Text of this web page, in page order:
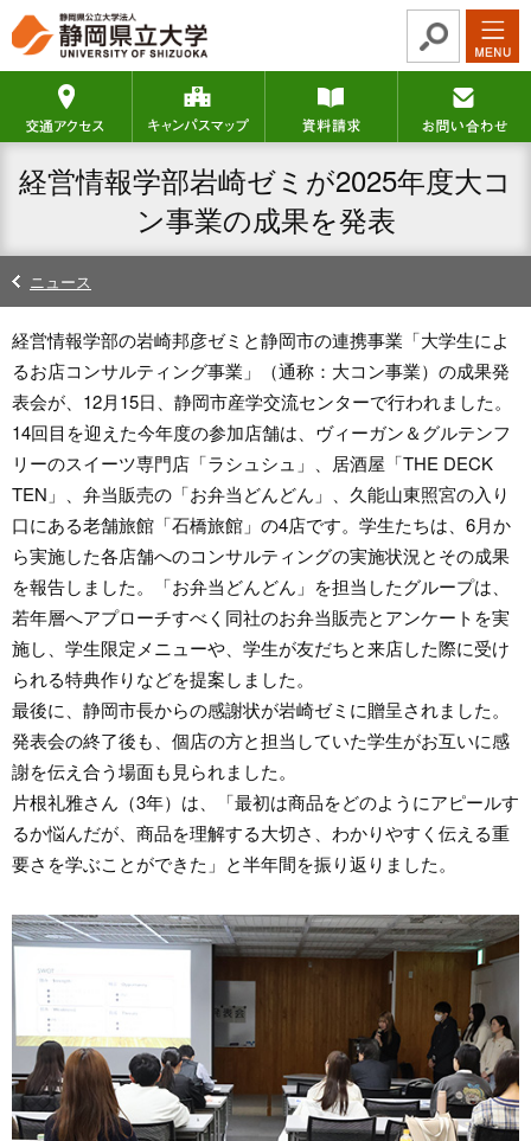
ロ
ー
ナ
シ
ョ
ン
へ
文
へ
ー
カ
ビ
ョ
ン
へ
ッ
タ
交通アクセス キャンパスマップ 資料請求
経営情報学部岩崎ゼミが2025年度大コ
ン事業の成果を発表
ニュース
経営情報学部の岩崎邦彦ゼミと静岡市の連携事業「大学生によ
るお店コンサルティング事業」（通称：大コン事業）の成果発
表会が、12月15日、静岡市産学交流センターで行われました。
14回目を迎えた今年度の参加店舗は、ヴィーガン＆グルテンフ
リーのスイーツ専門店「ラシュシュ」、居酒屋「THE DECK
TEN」、弁当販売の「お弁当どんどん」、久能山東照宮の入り
口にある老舗旅館「石橋旅館」の4店です。学生たちは、6月か
ら実施した各店舗へのコンサルティングの実施状況とその成果
を報告しました。「お弁当どんどん」を担当したグループは、
若年層へアプローチすべく同社のお弁当販売とアンケートを実
施し、学生限定メニューや、学生が友だちと来店した際に受け
られる特典作りなどを提案しました。
最後に、静岡市長からの感謝状が岩崎ゼミに贈呈されました。
発表会の終了後も、個店の方と担当していた学生がお互いに感
謝を伝え合う場面も見られました。
片根礼雅さん（3年）は、「最初は商品をどのようにアピールす
るか悩んだが、商品を理解する大切さ、わかりやすく伝える重
要さを学ぶことができた」と半年間を振り返りました。